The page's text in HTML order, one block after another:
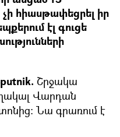
հիասթափեցրել իր
էլ գուցե
Շրջակա
Վարդան
Նա գրառում է